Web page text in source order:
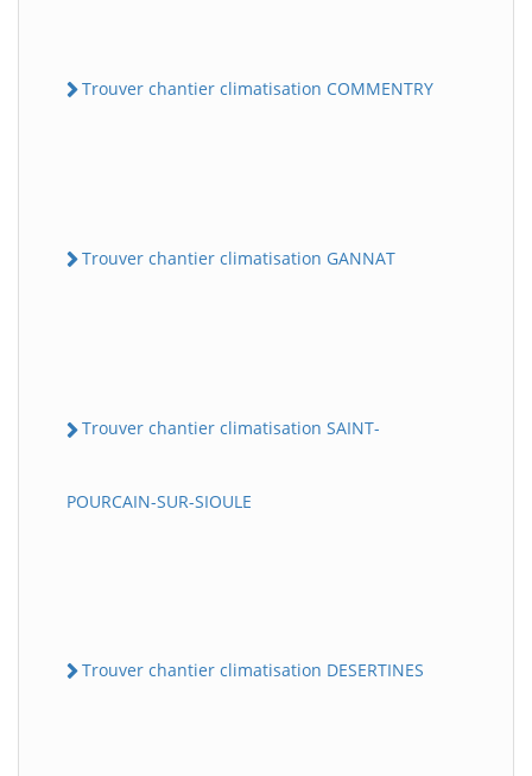
Trouver chantier climatisation COMMENTRY
Trouver chantier climatisation GANNAT
Trouver chantier climatisation SAINT-
POURCAIN-SUR-SIOULE
Trouver chantier climatisation DESERTINES